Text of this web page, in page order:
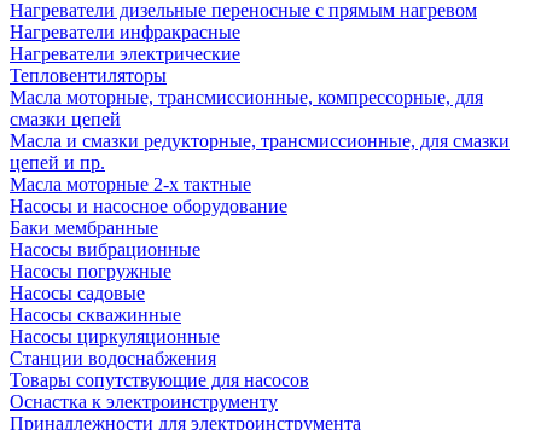
Нагреватели дизельные переносные с прямым нагревом
Нагреватели инфракрасные
Нагреватели электрические
Тепловентиляторы
Масла моторные, трансмиссионные, компрессорные, для
смазки цепей
Масла и смазки редукторные, трансмиссионные, для смазки
цепей и пр.
Масла моторные 2-х тактные
Насосы и насосное оборудование
Баки мембранные
Насосы вибрационные
Насосы погружные
Насосы садовые
Насосы скважинные
Насосы циркуляционные
Станции водоснабжения
Товары сопутствующие для насосов
Оснастка к электроинструменту
Принадлежности для электроинструмента